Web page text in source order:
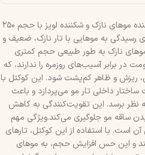
کوکتل پروتئین بازسازی‌کننده حجم‌دهنده موهای نازک و شکننده لویز با حجم ۲۵۰
به موهایی با تار نازک، ضعیف و
نازک به طور طبیعی حجم کمتری
در برابر آسیب‌های روزمره را ندارند، که
ریزش و ظاهر کم‌پشت شود. این کوکتل با
ساختار داخلی تار مو می‌پردازد و باعث
نظر برسد. این تقویت‌کنندگی به کاهش
ساقه مو جلوگیری می‌کند.ویژگی مهم
است. با استفاده از این کوکتل، تارهای
و این حس افزایش حجم، به موهای